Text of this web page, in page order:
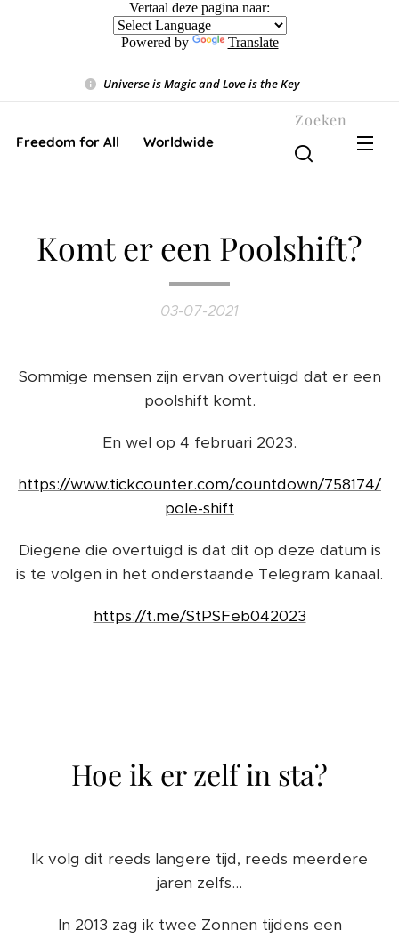
Vertaal deze pagina naar:
Powered by Translate
Universe is Magic and Love is the Key❤️
Freedom for All ❤️ Worldwide
Zoeken
Komt er een Poolshift?
03-07-2021
Sommige mensen zijn ervan overtuigd dat er een
poolshift komt.
En wel op 4 februari 2023.
https://www.tickcounter.com/countdown/758174/
pole-shift
Diegene die overtuigd is dat dit op deze datum is
is te volgen in het onderstaande Telegram kanaal.
https://t.me/StPSFeb042023
Hoe ik er zelf in sta?
Ik volg dit reeds langere tijd, reeds meerdere
jaren zelfs...
In 2013 zag ik twee Zonnen tijdens een